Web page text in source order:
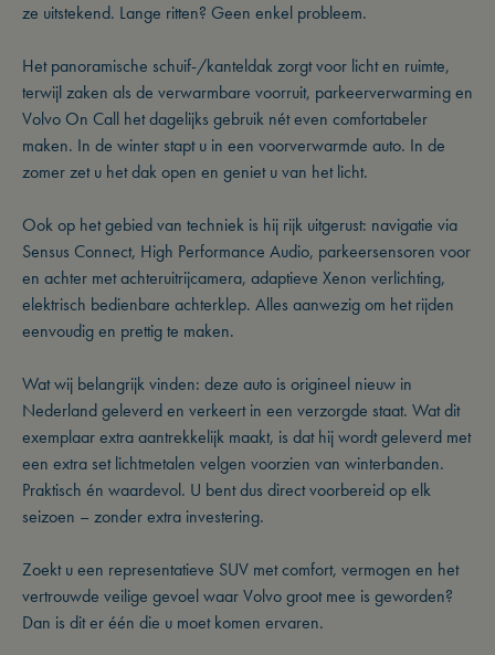
ze uitstekend. Lange ritten? Geen enkel probleem.
Het panoramische schuif-/kanteldak zorgt voor licht en ruimte,
terwijl zaken als de verwarmbare voorruit, parkeerverwarming en
Volvo On Call het dagelijks gebruik nét even comfortabeler
maken. In de winter stapt u in een voorverwarmde auto. In de
zomer zet u het dak open en geniet u van het licht.
Ook op het gebied van techniek is hij rijk uitgerust: navigatie via
Sensus Connect, High Performance Audio, parkeersensoren voor
en achter met achteruitrijcamera, adaptieve Xenon verlichting,
elektrisch bedienbare achterklep. Alles aanwezig om het rijden
eenvoudig en prettig te maken.
Wat wij belangrijk vinden: deze auto is origineel nieuw in
Nederland geleverd en verkeert in een verzorgde staat. Wat dit
exemplaar extra aantrekkelijk maakt, is dat hij wordt geleverd met
een extra set lichtmetalen velgen voorzien van winterbanden.
Praktisch én waardevol. U bent dus direct voorbereid op elk
seizoen – zonder extra investering.
Zoekt u een representatieve SUV met comfort, vermogen en het
vertrouwde veilige gevoel waar Volvo groot mee is geworden?
Dan is dit er één die u moet komen ervaren.